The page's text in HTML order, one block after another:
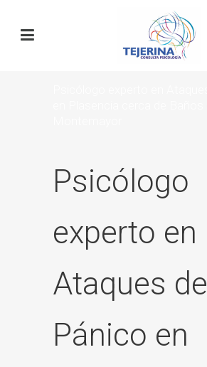
Psicólogo
experto en
Ataques de
Pánico en